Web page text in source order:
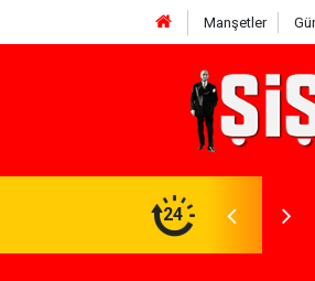
Manşetler
24
Gerekenler: Telegram Gruplarında